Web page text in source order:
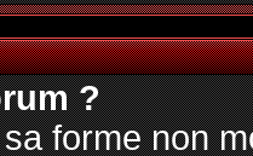
?
forme non